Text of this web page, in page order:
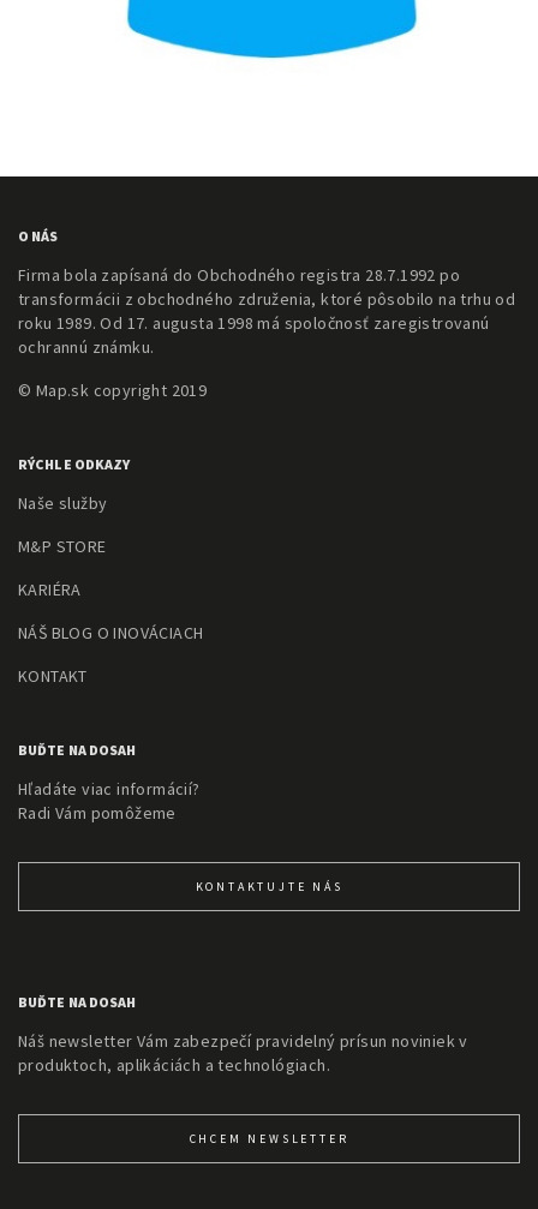
O NÁS
Firma bola zapísaná do Obchodného registra 28.7.1992 po
transformácii z obchodného združenia, ktoré pôsobilo na trhu od
roku 1989. Od 17. augusta 1998 má spoločnosť zaregistrovanú
ochrannú známku.
© Map.sk copyright 2019
RÝCHLE ODKAZY
Naše služby
M&P STORE
KARIÉRA
NÁŠ BLOG O INOVÁCIACH
KONTAKT
BUĎTE NA DOSAH
Hľadáte viac informácií?
Radi Vám pomôžeme
KONTAKTUJTE NÁS
BUĎTE NA DOSAH
Náš newsletter Vám zabezpečí pravidelný prísun noviniek v
produktoch, aplikáciách a technológiach.
CHCEM NEWSLETTER